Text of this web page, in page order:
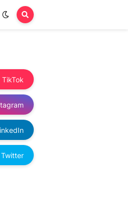
TikTok
Twitter